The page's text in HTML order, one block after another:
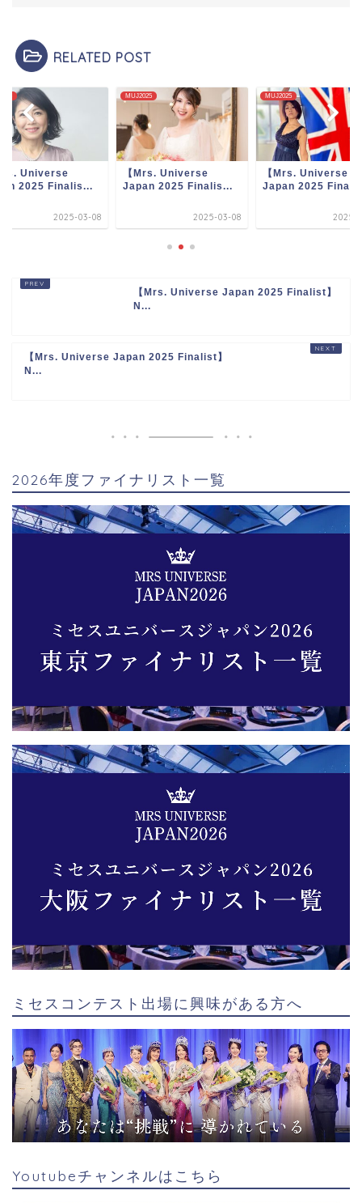
RELATED POST
Universe
2025 Finalis...
2025-03-08
MUJ2025
【Mrs. Universe
Japan 2025 Finalis...
2025-03-08
MUJ2025
【Mrs. Universe
Japan 2025
2025-
【Mrs. Universe Japan 2025
Finalist】N...
【Mrs. Universe Japan 2025
2026年度ファイナリスト一覧
ミセスコンテスト出場に興味がある方へ